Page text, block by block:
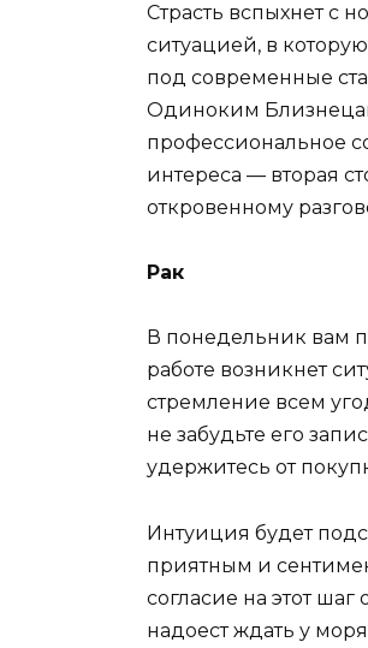
Страсть вспыхнет с
ситуацией, в
под современные
Одиноким
профессиональное
интереса — вторая
откровенному
Рак
В понедельник вам
работе возникнет
стремление всем
не забудьте его
удержитесь от
Интуиция будет
приятным и
согласие на этот
надоест ждать у